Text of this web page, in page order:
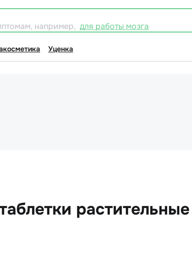
например, для работы мозга
Уценка
растительные